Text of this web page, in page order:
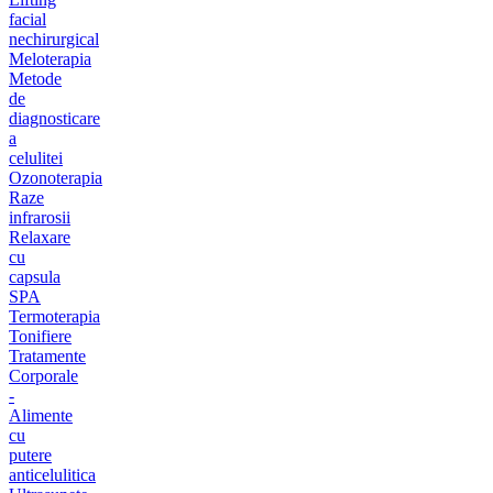
facial
nechirurgical
Meloterapia
Metode
de
diagnosticare
a
celulitei
Ozonoterapia
Raze
infrarosii
Relaxare
cu
capsula
SPA
Termoterapia
Tonifiere
Tratamente
Corporale
-
Alimente
cu
putere
anticelulitica